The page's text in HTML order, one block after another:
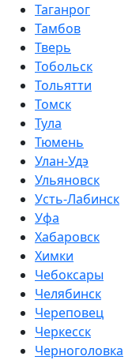
Таганрог
Тамбов
Тверь
Тобольск
Тольятти
Томск
Тула
Тюмень
Улан-Удэ
Ульяновск
Усть-Лабинск
Уфа
Хабаровск
Химки
Чебоксары
Челябинск
Череповец
Черкесск
Черноголовка